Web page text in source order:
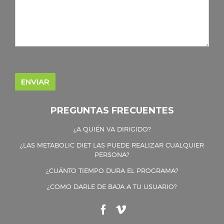
PREGUNTAS FRECUENTES
¿A QUIÉN VA DIRIGIDO?
¿LAS METABOLIC DIET LAS PUEDE REALIZAR CUALQUIER
PERSONA?
¿CUÁNTO TIEMPO DURA EL PROGRAMA?
¿COMO DARLE DE BAJA A TU USUARIO?